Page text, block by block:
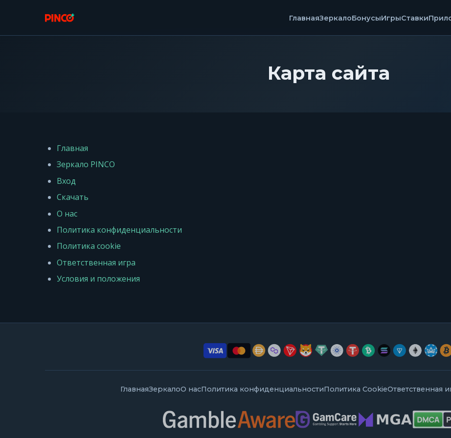
ГлавнаяЗеркалоБонусыИгрыСтавки
Карта сайта
Главная
Зеркало PINCO
Вход
Скачать
О нас
Политика конфиденциальности
Политика cookie
Ответственная игра
Условия и положения
ГлавнаяЗеркалоО насПолитика конфиденциальностиПолитика CookieОтветственная